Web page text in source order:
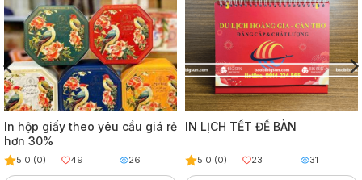
In hộp giấy theo yêu cầu giá rẻ
hơn 30%
5.0 (0) 49 26
IN LỊCH TẾT ĐỂ BÀN
5.0 (0) 23 31